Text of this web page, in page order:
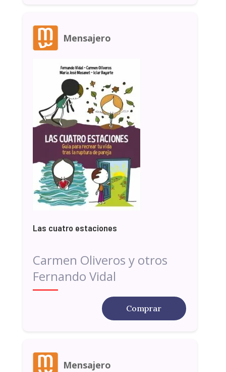
Mensajero
Las cuatro estaciones
Carmen Oliveros y otros
Fernando Vidal
Comprar
Mensajero